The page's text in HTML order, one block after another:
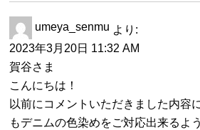
umeya_senmu より:
2023年3月20日 11:32 AM
賀谷さま
こんにちは！
以前にコメントいただきました内容
もデニムの色染めをご対応出来るよ